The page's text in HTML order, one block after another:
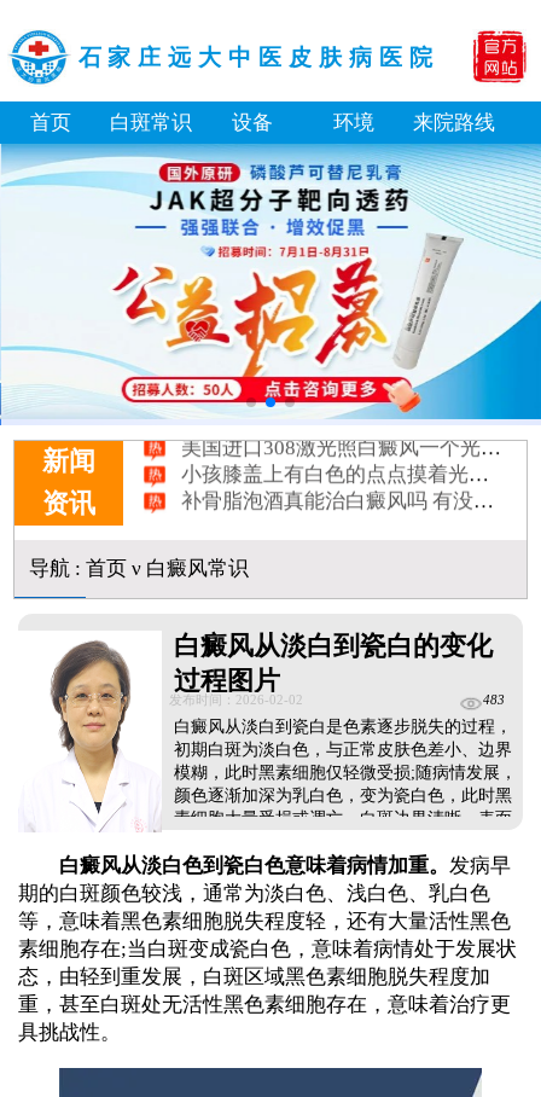
石家庄远大中医皮肤病医院
首页 白斑常识 设备 环境 来院路线
新闻
资讯
淘宝购买的伍德灯检查白斑准确吗
大面积白斑做全身仓光疗怎么样
美国进口308激光照白癜风一个光斑大概费用多少
小孩膝盖上有白色的点点摸着光滑怎么回事
补骨脂泡酒真能治白癜风吗 有没有副作用
伍德灯下白斑比肉眼看到的更大正常吗
芦可替尼和他克莫司哪个治白癜风好
导航: 首页ν 白癜风常识
白癜风从淡白到瓷白的变化
过程图片
发布时间：2026-02-02 483
白癜风从淡白到瓷白是色素逐步脱失的过程，
初期白斑为淡白色，与正常皮肤色差小、边界
模糊，此时黑素细胞仅轻微受损;随病情发展，
颜色逐渐加深为乳白色，变为瓷白色，此时黑
素细胞大量受损或凋亡，白斑边界清晰、表面
脱失在加重，需及时干预。此时应立即前往正
规医院就诊，检查明确病情，遵医嘱制定个性
化治疗方案，坚持规范治疗，同时做好防晒、
避免外伤，规避不良刺激，阻止色素进一步脱
失，促进白斑复色。...
白癜风从淡白色到瓷白色意味着病情加重。 发病早
期的白斑颜色较浅，通常为淡白色、浅白色、乳白色
等，意味着黑色素细胞脱失程度轻，还有大量活性黑色
素细胞存在;当白斑变成瓷白色，意味着病情处于发展状
态，由轻到重发展，白斑区域黑色素细胞脱失程度加
重，甚至白斑处无活性黑色素细胞存在，意味着治疗更
具挑战性。